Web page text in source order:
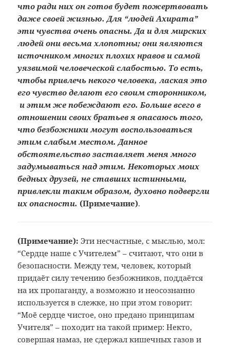
что ради них он готов будет пожертвовать
даже своей жизнью. Для “людей Ахирата”
эти чувства очень опасны. Да и для мирских
людей они весьма хлопотны; они являются
источником многих плохих нравов и самой
уязвимой человеческой слабостью. То есть,
чтобы привлечь некого человека, лаская это
его чувство делают его своим сторонником,
и этим же побеждают его. Больше всего в
отношении своих братьев я опасаюсь того,
что безбожники могут воспользоваться
этим слабым местом. Данное
обстоятельство заставляет меня много
задумываться над этим. Некоторых моих
бедных друзей, не ставших истинными,
привлекли таким образом, духовно подвергли
их опасности. (Примечание).
(Примечание):Эти несчастные, с мыслью, мол:
“Сердце наше с Учителем” – считают, что они в
безопасности. Между тем, человек, который
придаёт силу течению безбожников, поддаётся
на их пропаганду, а возможно и неосознанно
используется в слежке, но при этом говорит:
“Моё сердце чистое, оно предано принципам
Учителя” – походит на такой пример: Некто,
совершая намаз, не сдержал кишечных газов и